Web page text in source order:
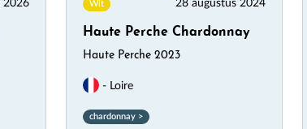
2026 Wit 28 augustus 2024
Haute Perche Chardonnay
Haute Perche 2023
- Loire
chardonnay >